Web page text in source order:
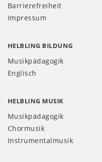
Barrierefreiheit
Impressum
HELBLING BILDUNG
Musikpädagogik
Englisch
HELBLING MUSIK
Musikpädagogik
Chormusik
Instrumentalmusik